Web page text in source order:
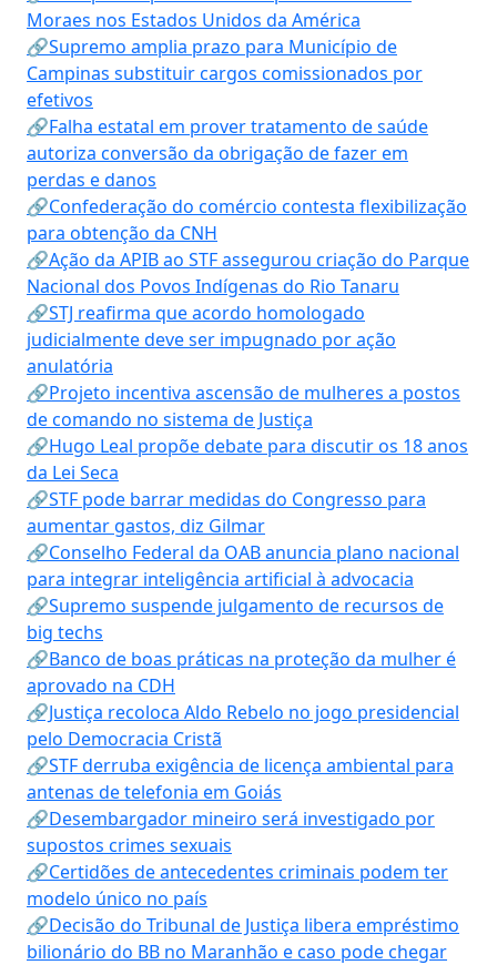
Moraes nos Estados Unidos da América
🔗Supremo amplia prazo para Município de
Campinas substituir cargos comissionados por
efetivos
🔗Falha estatal em prover tratamento de saúde
autoriza conversão da obrigação de fazer em
perdas e danos
🔗Confederação do comércio contesta flexibilização
para obtenção da CNH
🔗Ação da APIB ao STF assegurou criação do Parque
Nacional dos Povos Indígenas do Rio Tanaru
🔗STJ reafirma que acordo homologado
judicialmente deve ser impugnado por ação
anulatória
🔗Projeto incentiva ascensão de mulheres a postos
de comando no sistema de Justiça
🔗Hugo Leal propõe debate para discutir os 18 anos
da Lei Seca
🔗STF pode barrar medidas do Congresso para
aumentar gastos, diz Gilmar
🔗Conselho Federal da OAB anuncia plano nacional
para integrar inteligência artificial à advocacia
🔗Supremo suspende julgamento de recursos de
big techs
🔗Banco de boas práticas na proteção da mulher é
aprovado na CDH
🔗Justiça recoloca Aldo Rebelo no jogo presidencial
pelo Democracia Cristã
🔗STF derruba exigência de licença ambiental para
antenas de telefonia em Goiás
🔗Desembargador mineiro será investigado por
supostos crimes sexuais
🔗Certidões de antecedentes criminais podem ter
modelo único no país
🔗Decisão do Tribunal de Justiça libera empréstimo
bilionário do BB no Maranhão e caso pode chegar